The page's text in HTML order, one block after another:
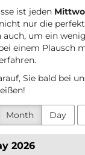
ist jeden
nur die
auch, um ein
einem Plausch
Sie bald bei
Month Day
2026